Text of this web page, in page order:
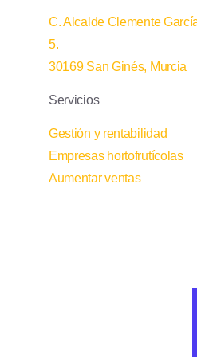
C. Alcalde Clemente
5.
30169 San Ginés, Murcia
Servicios
Gestión y rentabilidad
Empresas hortofrutícolas
Aumentar ventas